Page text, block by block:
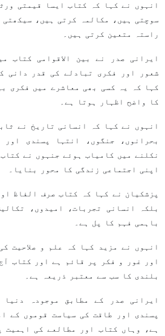
انہوں نے کہا کہ کتاب ایسا قیمتی
سوچتی ہیں، مکالمہ کرتی ہیں،
راستہ متعین کرتی ہیں۔
ایرانی صدر نے بین الاقوامی کتاب
شعور اور فکری تبادلے کی قدر دانی
کہا کہ یہ کسی بھی معاشرے میں فکری
کا واضح اظہار ہوتا ہے۔
انہوں نے کہا کہ انسانی تاریخ نے
بحرانوں، جنگوں، انتہا پسندی
نکلنے میں کامیاب ہوئے جنہوں نے
اپنی اجتماعی زندگی کا محور بنایا۔
پزشکیان نے کہا کہ کتاب صرف الفاظ
بلکہ انسانی تجربات، امیدوں،
باہمی فہم کا پل ہے۔
انہوں نے مزید کہا کہ علم و صلاحیت
اور غور و فکر پر قائم ہے اور کتاب
بلندی کا سب سے معتبر ذریعہ ہے۔
ایرانی صدر کے مطابق موجودہ دنیا
پسندی اور طاقت کی سیاست قوموں کے
ہے، وہاں کتاب اور مطالعے کی اہمیت